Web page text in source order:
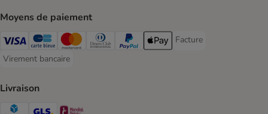
Moyens de paiement
Visa Payment Method
carte bleue Payment Method
Master Card Payment Method
Diners Club Payment Method
Paypal Payment Method
Apple Pay Payment Method
Facture
Facture Payment Method
Virement bancaire
Virement bancaire Payment Method
Livraison
Chronopost Shipping Method
GLS Shipping Method